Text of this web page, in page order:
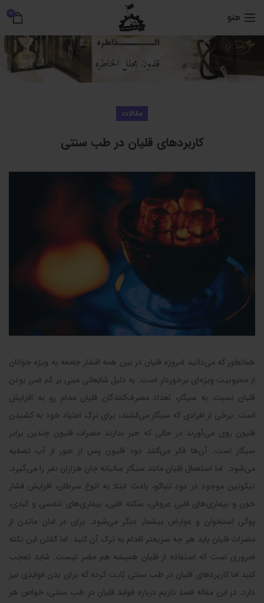
منو 0
خانه مقالات
مقالات
کاربردهای قلیان در طب سنتی
همانطور که می‌دانید امروزه قلیان در بین همه اقشار جامعه به ویژه جوانان
از محبوبیت ویژه‌ای برخوردار است. به دلیل شایعاتی مبنی بر کم ضرر بودن
قلیان نسبت به سیگار، تعداد مصرف‌کنندگان قلیان مدام رو به افزایش
است‌. برخی از افرادی که سیگار می‌کشند، برای ترک اعتیاد خود به کشیدن
قلیون روی می‌آورند در حالی که خبر ندارند مضرات قلیون چندین برابر
سیگار است. آن‌ها فکر می‌کنند دود قلیون پس از عبور از آب تصفیه
می‌شود. اما استعمال قلیان مانند سیگار سالیانه جان هزاران نفر را می‌گیرد.
نیکوتین موجود در دود تنباکو، باعث ابتلا به انوع سرطان، افزایش فشار
خون و بیماری‌های قلبی عروقی، سکته قلبی، بیماری‌های تنفسی و کبدی،
پوکی استخوان و عوارض بیشمار دیگر می‌شود. برای در امان ماندن از
مضرات قلیان باید هر چه سریعتر اقدام به ترک آن کنید. اما گفتن این نکته
ضروری است که استفاده از قلیان همیشه هم مضر نیست. شاید تعجب
کنید اما کاربردهای قلیان در طب سنتی ثابت کرده که برای بدن فوایدی نیز
دارد. در این مقاله قصد داریم درباره فواید قلیان در طب سنتی، خواص هر